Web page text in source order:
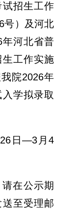
招生工作
号）及河北
年河北省普
工作实施
院2026年
学拟录取
日—3月4
在公示期
至受理邮